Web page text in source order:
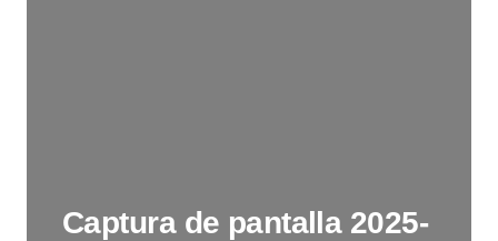
Captura de pantalla 2025-